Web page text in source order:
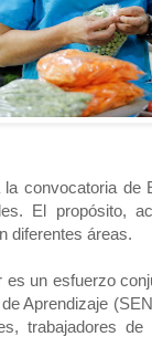
convocatoria de
El propósito,
diferentes áreas.
un esfuerzo
Aprendizaje
trabajadores